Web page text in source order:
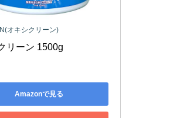
オキシクリーン)
リーン 1500g
Amazonで見る